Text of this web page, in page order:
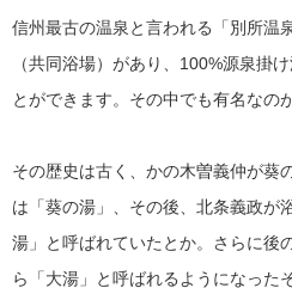
信州最古の温泉と言われる「別所温
（共同浴場）があり、100%源泉掛
とができます。その中でも有名なの
その歴史は古く、かの木曽義仲が葵
は「葵の湯」、その後、北条義政が
湯」と呼ばれていたとか。さらに後
ら「大湯」と呼ばれるようになった